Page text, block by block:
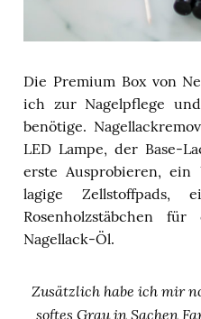
Die Premium Box von
ich zur Nagelpflege
benötige.
LED Lampe, der Base-
erste Ausprobieren, ein
lagige Zellstoffpads,
Rosenholzstäbchen
Nagellack-Öl.
Zusätzlich habe ich mir
softes Grau in Sachen